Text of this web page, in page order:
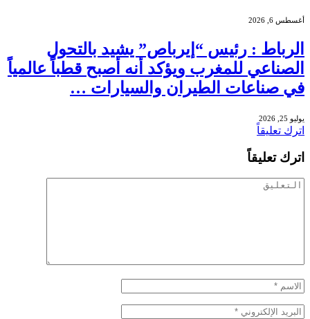
أغسطس 6, 2026
الرباط : رئيس “إيرباص” يشيد بالتحول
الصناعي للمغرب ويؤكد أنه أصبح قطباً عالمياً
في صناعات الطيران والسيارات …
يوليو 25, 2026
اترك تعليقاً
اترك تعليقاً